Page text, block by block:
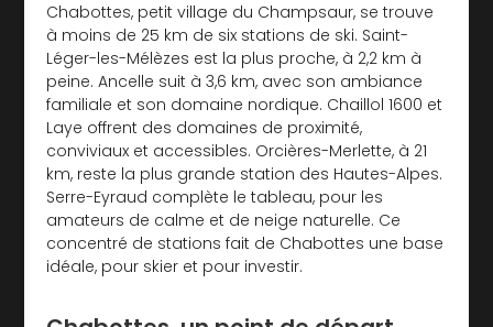
Chabottes, petit village du Champsaur, se trouve
à moins de 25 km de six stations de ski. Saint-
Léger-les-Mélèzes est la plus proche, à 2,2 km à
peine. Ancelle suit à 3,6 km, avec son ambiance
familiale et son domaine nordique. Chaillol 1600 et
Laye offrent des domaines de proximité,
conviviaux et accessibles. Orcières-Merlette, à 21
km, reste la plus grande station des Hautes-Alpes.
Serre-Eyraud complète le tableau, pour les
amateurs de calme et de neige naturelle. Ce
concentré de stations fait de Chabottes une base
idéale, pour skier et pour investir.